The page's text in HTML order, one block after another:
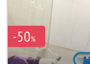
-50%